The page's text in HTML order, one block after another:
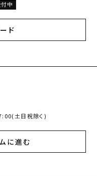
中
ド
土日祝除く)
に進む